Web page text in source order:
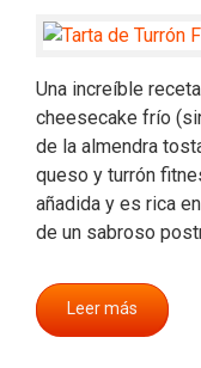
Una increíble
cheesecake frío
de la almendra
queso y turrón
añadida y es rica
de un sabroso
Leer más